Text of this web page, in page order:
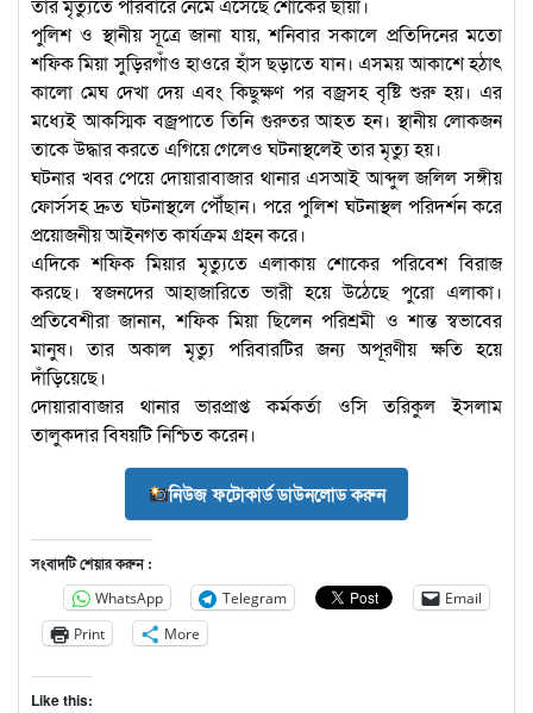
‎‎পুলিশ ও স্থানীয় সূত্রে জানা যায়, শনিবার সকালে প্রতিদিনের মতো
শফিক মিয়া সুড়িরগাঁও হাওরে হাঁস ছড়াতে যান। এসময় আকাশে হঠাৎ
কালো মেঘ দেখা দেয় এবং কিছুক্ষণ পর বজ্রসহ বৃষ্টি শুরু হয়। এর
মধ্যেই আকস্মিক বজ্রপাতে তিনি গুরুতর আহত হন। স্থানীয় লোকজন
তাকে উদ্ধার করতে এগিয়ে গেলেও ঘটনাস্থলেই তার মৃত্যু হয়।
‎‎ঘটনার খবর পেয়ে দোয়ারাবাজার থানার এসআই আব্দুল জলিল সঙ্গীয়
ফোর্সসহ দ্রুত ঘটনাস্থলে পৌঁছান। পরে পুলিশ ঘটনাস্থল পরিদর্শন করে
প্রয়োজনীয় আইনগত কার্যক্রম গ্রহন করে।
‎‎এদিকে শফিক মিয়ার মৃত্যুতে এলাকায় শোকের পরিবেশ বিরাজ
করছে। স্বজনদের আহাজারিতে ভারী হয়ে উঠেছে পুরো এলাকা।
প্রতিবেশীরা জানান, শফিক মিয়া ছিলেন পরিশ্রমী ও শান্ত স্বভাবের
মানুষ। তার অকাল মৃত্যু পরিবারটির জন্য অপূরণীয় ক্ষতি হয়ে
দাঁড়িয়েছে।
দোয়ারাবাজার থানার ভারপ্রাপ্ত কর্মকর্তা ওসি তরিকুল ইসলাম
তালুকদার বিষয়টি নিশ্চিত করেন।
নিউজ ফটোকার্ড ডাউনলোড করুন
সংবাদটি শেয়ার করুন :
WhatsApp Telegram
Email
Print
More
Like this: